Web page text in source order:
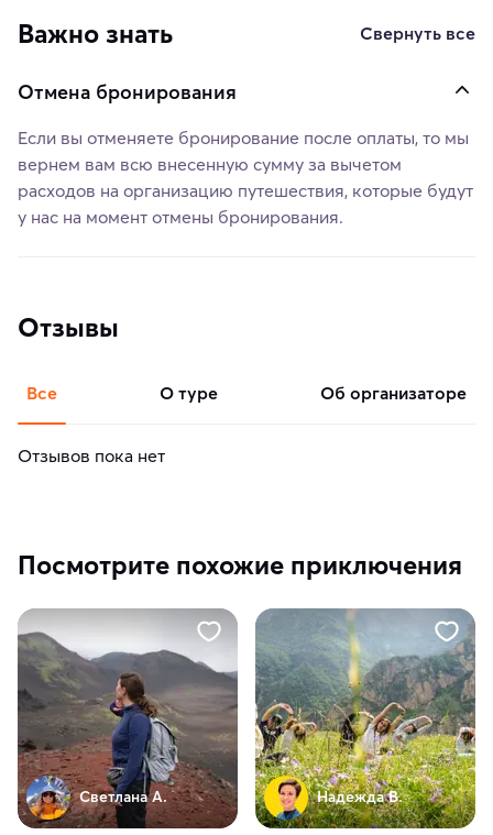
Важно знать Свернуть все
Отмена бронирования
Если вы отменяете бронирование после оплаты, то мы
вернем вам всю внесенную сумму за вычетом
расходов на организацию путешествия, которые будут
у нас на момент отмены бронирования.
Отзывы
Все о туре об организаторе
Отзывов пока нет
Посмотрите похожие приключения
Светлана А. Надежда В.